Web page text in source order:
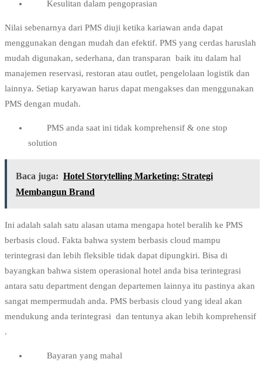
Kesulitan dalam pengoprasian
Nilai sebenarnya dari PMS diuji ketika kariawan anda dapat
menggunakan dengan mudah dan efektif. PMS yang cerdas haruslah
mudah digunakan, sederhana, dan transparan baik itu dalam hal
manajemen reservasi, restoran atau outlet, pengelolaan logistik dan
lainnya. Setiap karyawan harus dapat mengakses dan menggunakan
PMS dengan mudah.
PMS anda saat ini tidak komprehensif & one stop
solution
Baca juga: Hotel Storytelling Marketing: Strategi
Membangun Brand
Ini adalah salah satu alasan utama mengapa hotel beralih ke PMS
berbasis cloud. Fakta bahwa system berbasis cloud mampu
terintegrasi dan lebih fleksible tidak dapat dipungkiri. Bisa di
bayangkan bahwa sistem operasional hotel anda bisa terintegrasi
antara satu department dengan departemen lainnya itu pastinya akan
sangat mempermudah anda. PMS berbasis cloud yang ideal akan
mendukung anda terintegrasi dan tentunya akan lebih komprehensif
.
Bayaran yang mahal